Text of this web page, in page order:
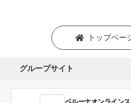
トップペー
グループサイト
ベルーナオンライン